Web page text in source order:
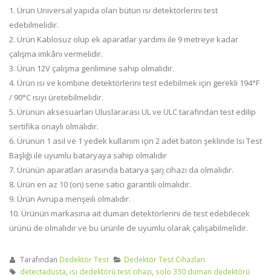
1. Ürün Universal yapıda olan bütün ısı detektörlerini test
edebilmelidir.
2. Ürün Kablosuz olup ek aparatlar yardımı ile 9 metreye kadar
çalışma imkânı vermelidir.
3. Ürün 12V çalışma gerilimine sahip olmalıdır.
4. Ürün ısı ve kombine detektörlerini test edebilmek için gerekli 194°F
/ 90°C ısıyı üretebilmelidir.
5. Ürünün aksesuarları Uluslararası UL ve ULC tarafından test edilip
sertifika onaylı olmalıdır.
6. Ürünün 1 asıl ve 1 yedek kullanım için 2 adet baton şeklinde Isı Test
Başlığı ile uyumlu bataryaya sahip olmalıdır
7. Ürünün aparatları arasında batarya şarj cihazı da olmalıdır.
8. Ürün en az 10 (on) sene satıcı garantili olmalıdır.
9. Ürün Avrupa menşeili olmalıdır.
10. Ürünün markasına ait duman detektörlerini de test edebilecek
ürünü de olmalıdır ve bu ürünle de uyumlu olarak çalışabilmelidir.
Tarafından Dedektör Test
Dedektör Test Cihazları
detectadusta, ısı dedektörü test cihazı, solo 330 duman dedektörü